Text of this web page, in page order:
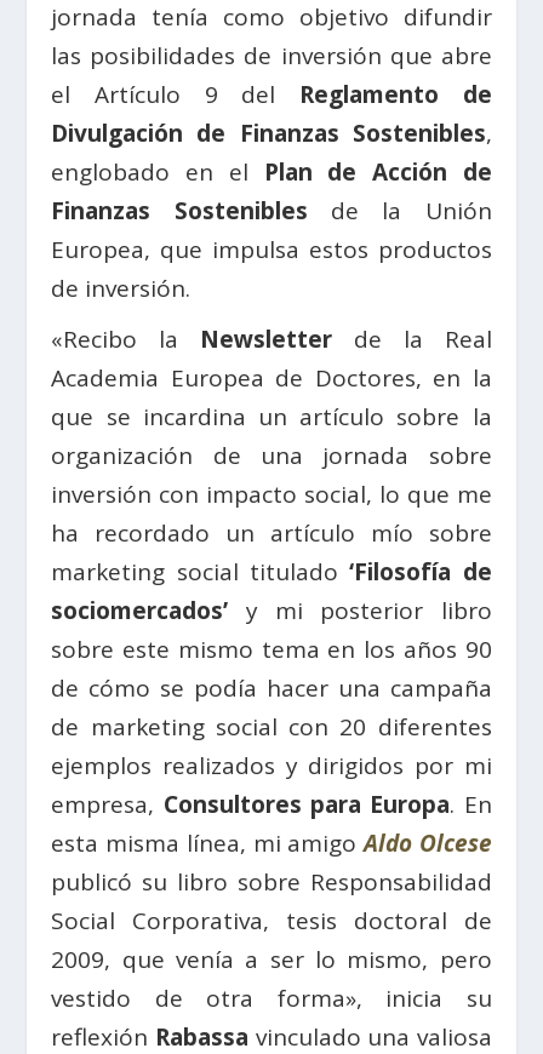
jornada tenía como objetivo difundir
las posibilidades de inversión que abre
el Artículo 9 del Reglamento de
Divulgación de Finanzas Sostenibles,
englobado en el Plan de Acción de
Finanzas Sostenibles de la Unión
Europea, que impulsa estos productos
de inversión.
«Recibo la Newsletter de la Real
Academia Europea de Doctores, en la
que se incardina un artículo sobre la
organización de una jornada sobre
inversión con impacto social, lo que me
ha recordado un artículo mío sobre
marketing social titulado‘Filosofía de
sociomercados’ y mi posterior libro
sobre este mismo tema en los años 90
de cómo se podía hacer una campaña
de marketing social con 20 diferentes
ejemplos realizados y dirigidos por mi
empresa, Consultores para Europa. En
esta misma línea, mi amigoAldo Olcese
publicó su libro sobre Responsabilidad
Social Corporativa, tesis doctoral de
2009, que venía a ser lo mismo, pero
vestido de otra forma», inicia su
reflexión Rabassa vinculado una valiosa